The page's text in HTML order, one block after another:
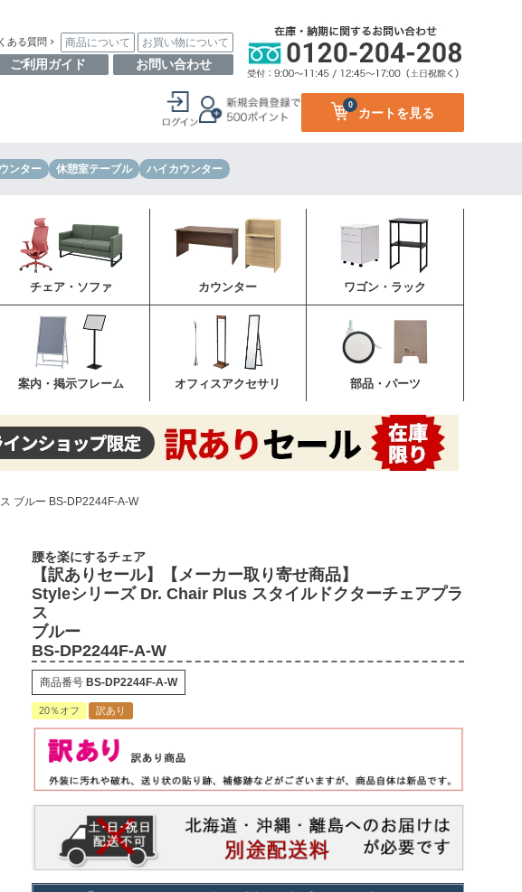
ある質問 商品について お買い物について
ご利用ガイド お問い合わせ
カートを見る
0
ンター 休憩室テーブル ハイカウンター
チェア・ソファ カウンター ワゴン・ラック
案内・掲示フレーム オフィスアクセサリ 部品・パーツ
ブルー BS-DP2244F-A-W
腰を楽にするチェア
【訳ありセール】【メーカー取り寄せ商品】
Styleシリーズ Dr. Chair Plus スタイルドクターチェアプラ
ス
ブルー
BS-DP2244F-A-W
商品番号 BS-DP2244F-A-W
20％オフ 訳あり